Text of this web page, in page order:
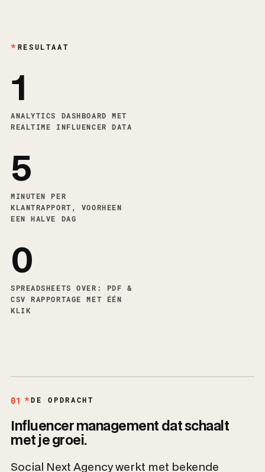
RESULTAAT
1
ANALYTICS DASHBOARD MET
REALTIME INFLUENCER DATA
5
MINUTEN PER
KLANTRAPPORT, VOORHEEN
EEN HALVE DAG
0
SPREADSHEETS OVER: PDF &
CSV RAPPORTAGE MET ÉÉN
KLIK
01 DE OPDRACHT
Influencer management dat schaalt
met je groei.
Social Next Agency werkt met bekende